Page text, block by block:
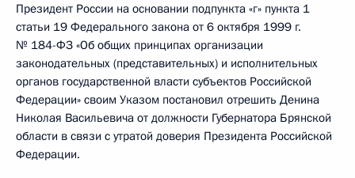
Президент России на основании подпункта «г» пункта 1
статьи 19 Федерального закона от 6 октября 1999 г.
№ 184-ФЗ «Об общих принципах организации
законодательных (представительных) и исполнительных
органов государственной власти субъектов Российской
Федерации» своим Указом постановил отрешить Денина
Николая Васильевича от должности Губернатора Брянской
области в связи с утратой доверия Президента Российской
Федерации.